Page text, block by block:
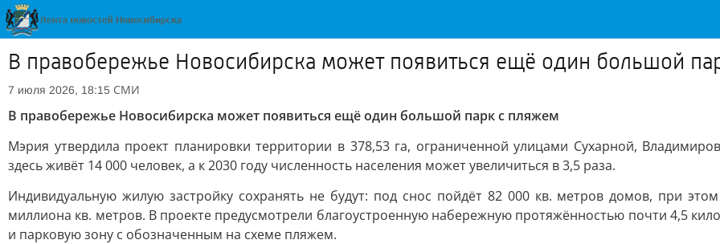
В правобережье Новосибирска может появиться ещё один большой
7 июля 2026, 18:15 СМИ
В правобережье Новосибирска может появиться ещё один большой парк с пляжем
Мэрия утвердила проект планировки территории в 378,53 га, ограниченной улицами Сухарной,
здесь живёт 14 000 человек, а к 2030 году численность населения может увеличиться в 3,5 раза.
Индивидуальную жилую застройку сохранять не будут: под снос пойдёт 82 000 кв. метров домов, при
миллиона кв. метров. В проекте предусмотрели благоустроенную набережную протяжённостью почти 4,5
и парковую зону с обозначенным на схеме пляжем.